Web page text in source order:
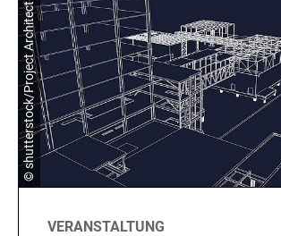
© shutterstock/Project Architect
VERANSTALTUNG